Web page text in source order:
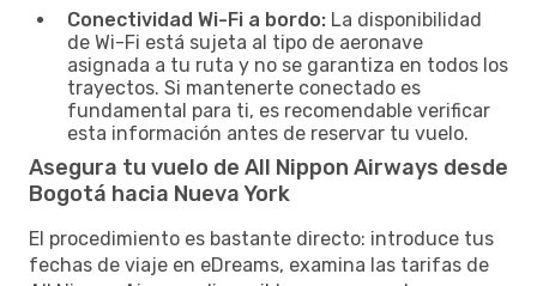
Conectividad Wi-Fi a bordo: La disponibilidad
de Wi-Fi está sujeta al tipo de aeronave
asignada a tu ruta y no se garantiza en todos los
trayectos. Si mantenerte conectado es
fundamental para ti, es recomendable verificar
esta información antes de reservar tu vuelo.
Asegura tu vuelo de All Nippon Airways desde
Bogotá hacia Nueva York
El procedimiento es bastante directo: introduce tus
fechas de viaje en eDreams, examina las tarifas de